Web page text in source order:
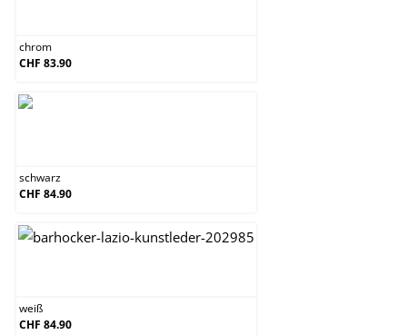
chrom
CHF 83.90
schwarz
CHF 84.90
weiß
CHF 84.90